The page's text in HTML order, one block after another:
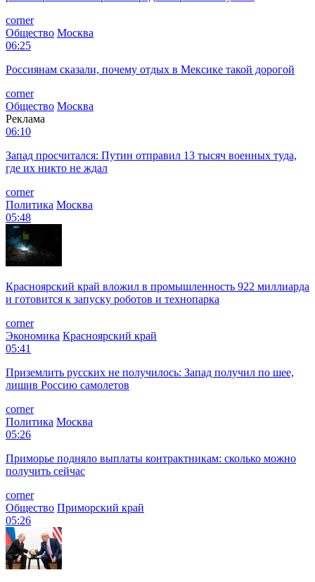
corner
Общество Москва
06:25
Россиянам сказали, почему отдых в Мексике такой дорогой
corner
Общество Москва
Реклама
06:10
Запад просчитался: Путин отправил 13 тысяч военных туда,
где их никто не ждал
corner
Политика Москва
05:48
Красноярский край вложил в промышленность 922 миллиарда
и готовится к запуску роботов и технопарка
corner
Экономика Красноярский край
05:41
Приземлить русских не получилось: Запад получил по шее,
лишив Россию самолетов
corner
Политика Москва
05:26
Приморье подняло выплаты контрактникам: сколько можно
получить сейчас
corner
Общество Приморский край
05:26